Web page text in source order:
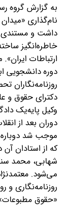
به گزارش گروه
نام‌گذاری
داشت و مستندی
دوره دانشجویی
روزنامه‌نگاران
دوران بعد از
که از استادان
شهابی، محمد
می‌شود.
روزنامه‌نگاری